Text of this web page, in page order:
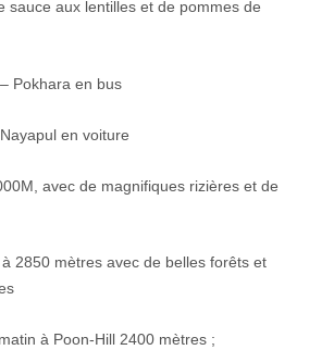
sauce aux lentilles et de pommes de
Pokhara en bus
en voiture
avec de magnifiques rizières et de
2850 mètres avec de belles forêts et
à Poon-Hill 2400 mètres ;